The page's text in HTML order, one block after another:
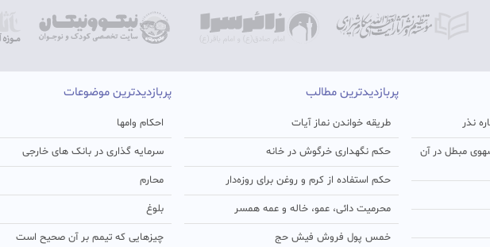
نذر
مبطل در آن
پربازدیدترین مطالب
طریقه خواندن نماز آیات
حکم نگهداری خرگوش در خانه
حکم استفاده از کرم و روغن برای روزه‌دار
محرمیت دائی، عمو، خاله و عمه همسر
خمس پول فروش فیش حج
پربازدیدترین موضوعات
احکام وامها
سرمایه گذاری در بانک های خارجی
محارم
بلوغ
چیزهایی که تیمم بر آن صحیح است